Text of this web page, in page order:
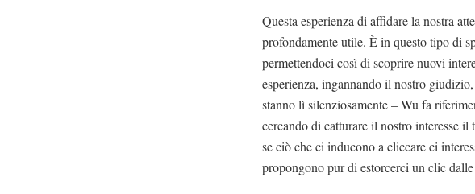
Questa esperienza di affidare la nostra
profondamente utile. È in questo tipo di
permettendoci così di scoprire nuovi
esperienza, ingannando il nostro
stanno lì silenziosamente – Wu fa
cercando di catturare il nostro interesse
se ciò che ci inducono a cliccare ci
propongono pur di estorcerci un clic